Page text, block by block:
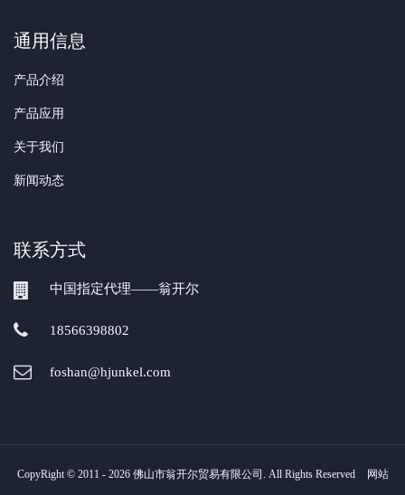
通用信息
产品介绍
产品应用
关于我们
新闻动态
联系方式
中国指定代理——翁开尔
18566398802
foshan@hjunkel.com
CopyRight © 2011 - 2026 佛山市翁开尔贸易有限公司. All Rights Reserved 网站